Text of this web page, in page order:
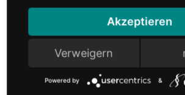
info@
Akzeptieren
Verweigern
Powered by &